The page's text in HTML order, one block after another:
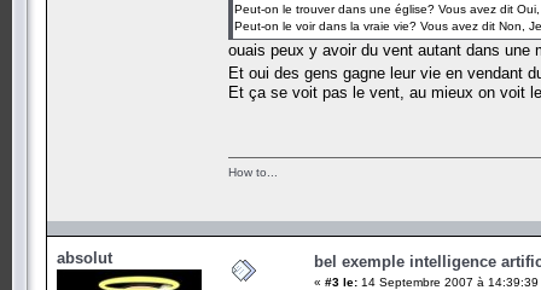
Peut-on le trouver dans une église? Vous avez dit
Peut-on le voir dans la vraie vie? Vous avez dit Non,
ouais peux y avoir du vent autant dans une
Et oui des gens gagne leur vie en vendant
Et ça se voit pas le vent, au mieux on voit
How to...
absolut bel exemple intelligence
« #3 le: 14 Septembre 2007 à 14:39:39